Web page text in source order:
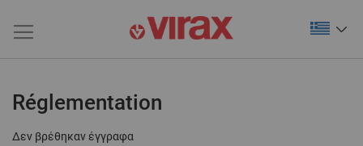
Réglementation
Δεν βρέθηκαν έγγραφα